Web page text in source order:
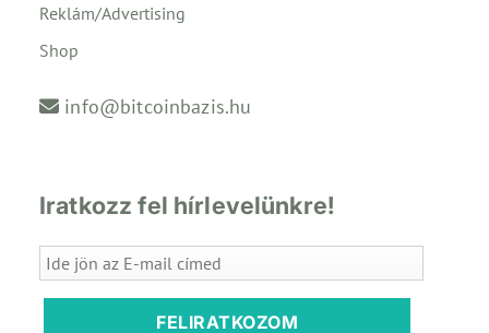
Reklám/Advertising
Shop
info@bitcoinbazis.hu
Iratkozz fel hírlevelünkre!
FELIRATKOZOM